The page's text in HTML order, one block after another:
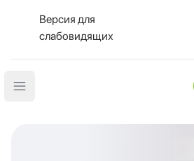
Версия для
слабовидящих
Open main menu